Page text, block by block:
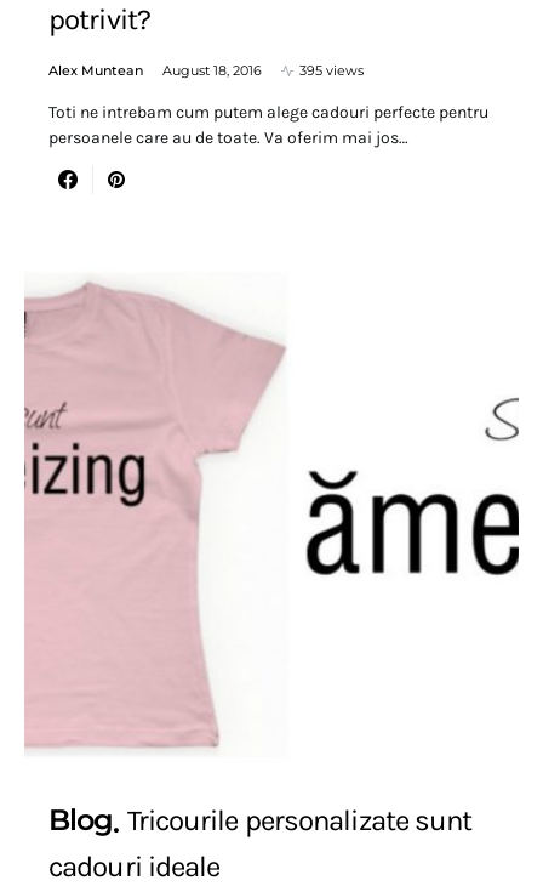
potrivit?
Alex Muntean August 18, 2016 395 views
Toti ne intrebam cum putem alege cadouri perfecte pentru
persoanele care au de toate. Va oferim mai jos…
Blog Tricourile personalizate sunt
cadouri ideale